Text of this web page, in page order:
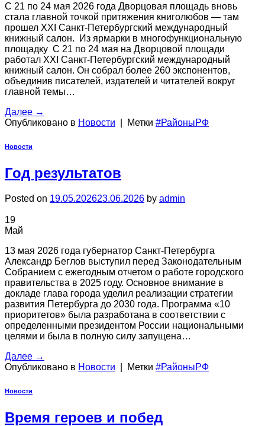
С 21 по 24 мая 2026 года Дворцовая площадь вновь
стала главной точкой притяжения книголюбов — там
прошел XXI Санкт-Петербургский международный
книжный салон. Из ярмарки в многофункциональную
площадку С 21 по 24 мая на Дворцовой площади
работал XXI Санкт-Петербургский международный
книжный салон. Он собрал более 260 экспонентов,
объединив писателей, издателей и читателей вокруг
главной темы…
Далее →
Опубликовано в Новости Метки #РайоныРФ
Новости
Год результатов
Posted on 19.05.202623.06.2026 by admin
19
Май
13 мая 2026 года губернатор Санкт-Петербурга
Александр Беглов выступил перед Законодательным
Собранием с ежегодным отчетом о работе городского
правительства в 2025 году. Основное внимание в
докладе глава города уделил реализации стратегии
развития Петербурга до 2030 года. Программа «10
приоритетов» была разработана в соответствии с
определенными президентом России национальными
целями и была в полную силу запущена…
Далее →
Опубликовано в Новости Метки #РайоныРФ
Новости
Время героев и побед